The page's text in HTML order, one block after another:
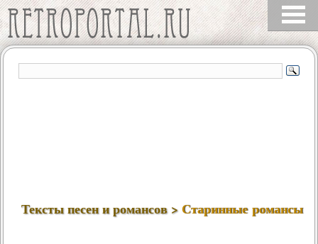
Тексты песен и романсов >Старинные романсы